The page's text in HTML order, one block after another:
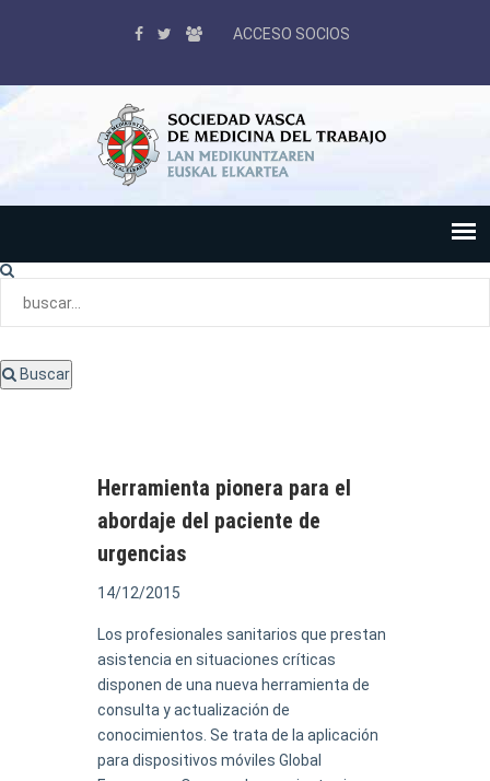
ACCESO SOCIOS
Buscar
Herramienta pionera para el
abordaje del paciente de
urgencias
14/12/2015
Los profesionales sanitarios que prestan
asistencia en situaciones críticas
disponen de una nueva herramienta de
consulta y actualización de
conocimientos. Se trata de la aplicación
para dispositivos móviles Global